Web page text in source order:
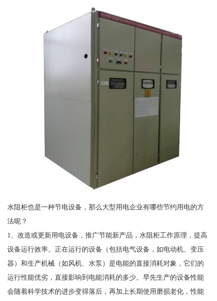
水阻柜也是一种节电设备，那么大型用电企业有哪些节约用电的方
法呢？
1、改造或更新用电设备，推广节能新产品，水阻柜工作原理，提高
设备运行效率。正在运行的设备（包括电气设备，如电动机、变压
器）和生产机械（如风机、水泵）是电能的直接消耗对象，它们的
运行性能优劣，直接影响到电能消耗的多少。早先生产的设备性能
会随着科学技术的进步变得落后，再加上长期使用磨损老化，性能